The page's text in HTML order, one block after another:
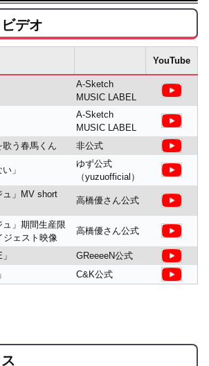
デオ
YouTube
A-Sketch
MUSIC LABEL
A-Sketch
MUSIC LABEL
う春馬くん
非公式
」
ゆず公式
（yuzuofficial）
ュ」MV short
高橋優さん公式
」期間生産限
ェスト映像
高橋優さん公式
GReeeeN公式
C&K公式